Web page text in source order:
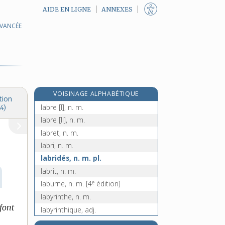
AIDE EN LIGNE ANNEXES
VOISINAGE ALPHABÉTIQUE
labrador, n. m.
labre [I], n. m.
labre [II], n. m.
labret, n. m.
labri, n. m.
labridés, n. m. pl.
labrit, n. m.
laburne, n. m. [4e édition]
labyrinthe, n. m.
labyrinthique, adj.
lac, n. m.